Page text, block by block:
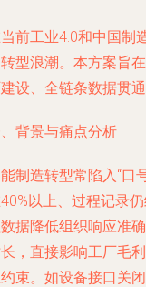
前工业4.0和中国制
型浪潮。本方案旨
设、全链条数据贯通
背景与痛点分析
制造转型常陷入“口
以上、过程记录
据降低组织响应准
，直接影响工厂毛
束。如设备接口关